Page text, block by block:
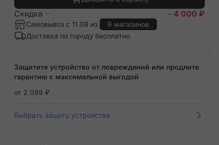
Скидка - 4 000 ₽
Самовывоз с 11.08 из
9 магазинов
Доставка по городу бесплатно
Защитите устройство от повреждений или продлите
гарантию с максимальной выгодой
от 2 099 ₽
Выбрать защиту устройства